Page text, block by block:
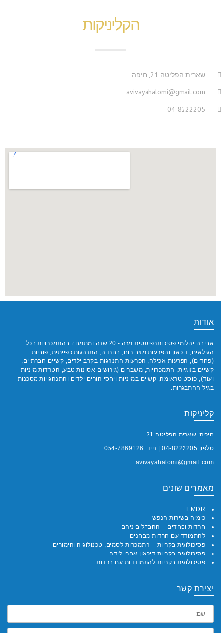
הקליניקות
שארית הפליטה 21, חיפה
avivayahalomi@gmail.com
04-8222205
אודות
אביבה יהלומי פסיכותרפיסטית מזה - 20 שנה ומתמחה בהתמכרויות בכל
הגילאים, דיכאון והפרעות מצב רוח, בחרדה, התנהגות כפייתית, פוביות
(פחדים), הפרעות אכילה, הפרעות התנהגות בקרב ילדים, קשיים חברתיים,
קשיים בזוגיות, התמכרויות, משברים (גירושים אסונות טבע, הטרדות מיניות
ועוד), פוסט טראומה, קשיים במיניות ויחסי הורים ילדים והתנהגויות מסכנות
בגיל ההתבגרות.
קליניקות
חיפה: שארית הפליטה 21
טלפון:04-8222205 | נייד: 054-7869126
avivayahalomi@gmail.com
מאמרים שונים
EMDR
כימיה בשירות הנפש
חרדות ופחדים – ההבדל ביניהם
להתמודד עם חרדות מבחנים
פסיכולוגית בקריות – התמכרות לסמים, טכנולוגיה והימורים
פסיכולוגים בקריות דיכאון אחרי לידה
פסיכולוגית בקריות להתמודדות עם חרדות
יצירת קשר
שם:
אימייל: